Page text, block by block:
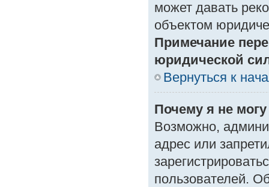
может давать
объектом
Примечание
юридической
Вернуться к
Почему я не
Возможно,
адрес или
пользователей.